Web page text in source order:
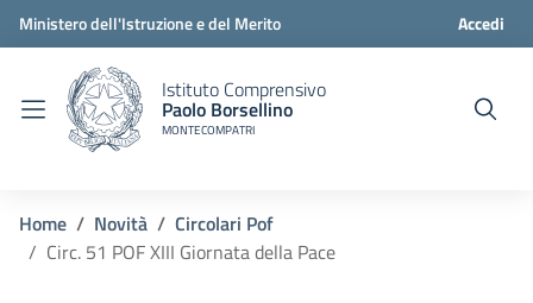
Ministero dell'Istruzione e del Merito Accedi
Istituto Comprensivo
Paolo Borsellino
MONTECOMPATRI
Home Novità
Circolari Pof
Circ. 51 POF XIII Giornata della Pace